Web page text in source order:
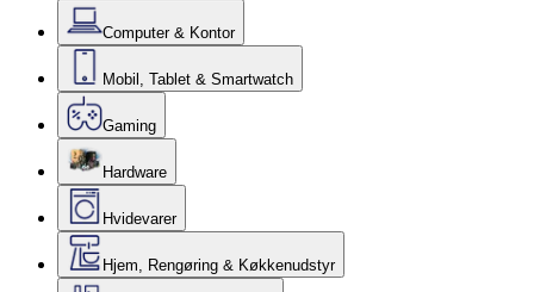
Computer & Kontor
Mobil, Tablet & Smartwatch
Gaming
Hardware
Hvidevarer
Hjem, Rengøring & Køkkenudstyr